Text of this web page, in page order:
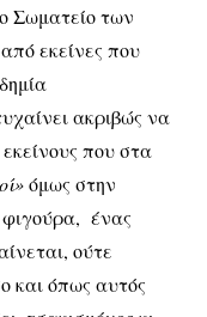
Σωματείο των
εκείνες που
ακριβώς να
που στα
όμως στην
φιγούρα, ένας
ούτε
και όπως αυτός